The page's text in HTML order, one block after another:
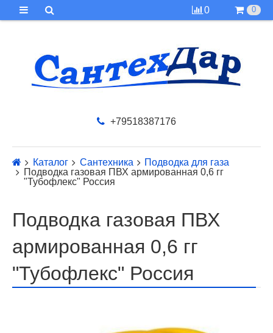
0 0
+79518387176
Каталог Сантехника
Подводка для газа
Подводка газовая ПВХ армированная 0,6 гг
"Тубофлекс" Россия
Подводка газовая ПВХ
армированная 0,6 гг
"Тубофлекс" Россия